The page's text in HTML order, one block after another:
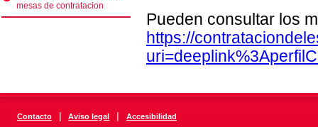
mesas de contratacion
Pueden consultar los
https://
Contacto | Aviso legal | Accesibilidad